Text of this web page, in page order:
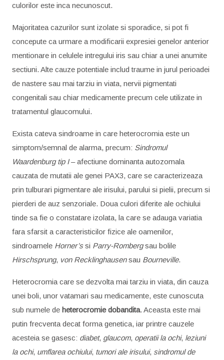
culorilor este inca necunoscut.
Majoritatea cazurilor sunt izolate si sporadice, si pot fi
concepute ca urmare a modificarii expresiei genelor anterior
mentionare in celulele intregului iris sau chiar a unei anumite
sectiuni. Alte cauze potentiale includ traume in jurul perioadei
de nastere sau mai tarziu in viata, nervii pigmentati
congenitali sau chiar medicamente precum cele utilizate in
tratamentul glaucomului.
Exista cateva sindroame in care heterocromia este un
simptom/semnal de alarma, precum: Sindromul
Waardenburg tip I– afectiune dominanta autozomala
cauzata de mutatii ale genei PAX3, care se caracterizeaza
prin tulburari pigmentare ale irisului, parului si pielii, precum si
pierderi de auz senzoriale. Doua culori diferite ale ochiului
tinde sa fie o constatare izolata, la care se adauga variatia
fara sfarsit a caracteristicilor fizice ale oamenilor,
sindroamele Horner’ssi Parry-Rombergsau bolile
Hirschsprung, von Recklinghausensau Bourneville.
Heterocromia care se dezvolta mai tarziu in viata, din cauza
unei boli, unor vatamari sau medicamente, este cunoscuta
sub numele de heterocromie dobandita. Aceasta este mai
putin frecventa decat forma genetica, iar printre cauzele
acesteia se gasesc: diabet, glaucom, operatii la ochi, leziuni
la ochi, umflarea ochiului, tumori ale irisului, sindromul de